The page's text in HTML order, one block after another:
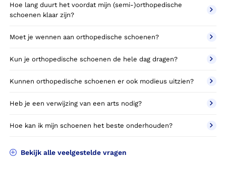
Hoe lang duurt het voordat mijn (semi-)orthopedische
schoenen klaar zijn?
Moet je wennen aan orthopedische schoenen?
Kun je orthopedische schoenen de hele dag dragen?
Kunnen orthopedische schoenen er ook modieus uitzien?
Heb je een verwijzing van een arts nodig?
Hoe kan ik mijn schoenen het beste onderhouden?
Bekijk alle veelgestelde vragen